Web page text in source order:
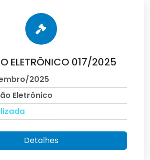
ELETRÔNICO 017/2025
2025
Eletrônico
Detalhes